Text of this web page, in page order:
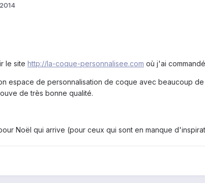
le site http://la-coque-personnalisee.com où j'ai
espace de personnalisation de coque avec beaucoup
de très bonne qualité.
Noël qui arrive (pour ceux qui sont en manque